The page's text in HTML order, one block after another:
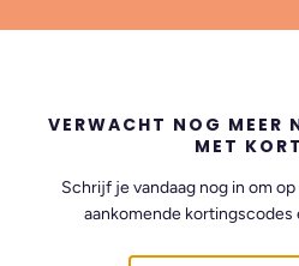
VERWACHT NOG MEER
MET
Schrijf je vandaag nog in om
aankomende kortingscodes